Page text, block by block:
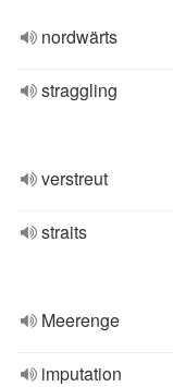
nordwärts
straggling
verstreut
straits
Meerenge
imputation